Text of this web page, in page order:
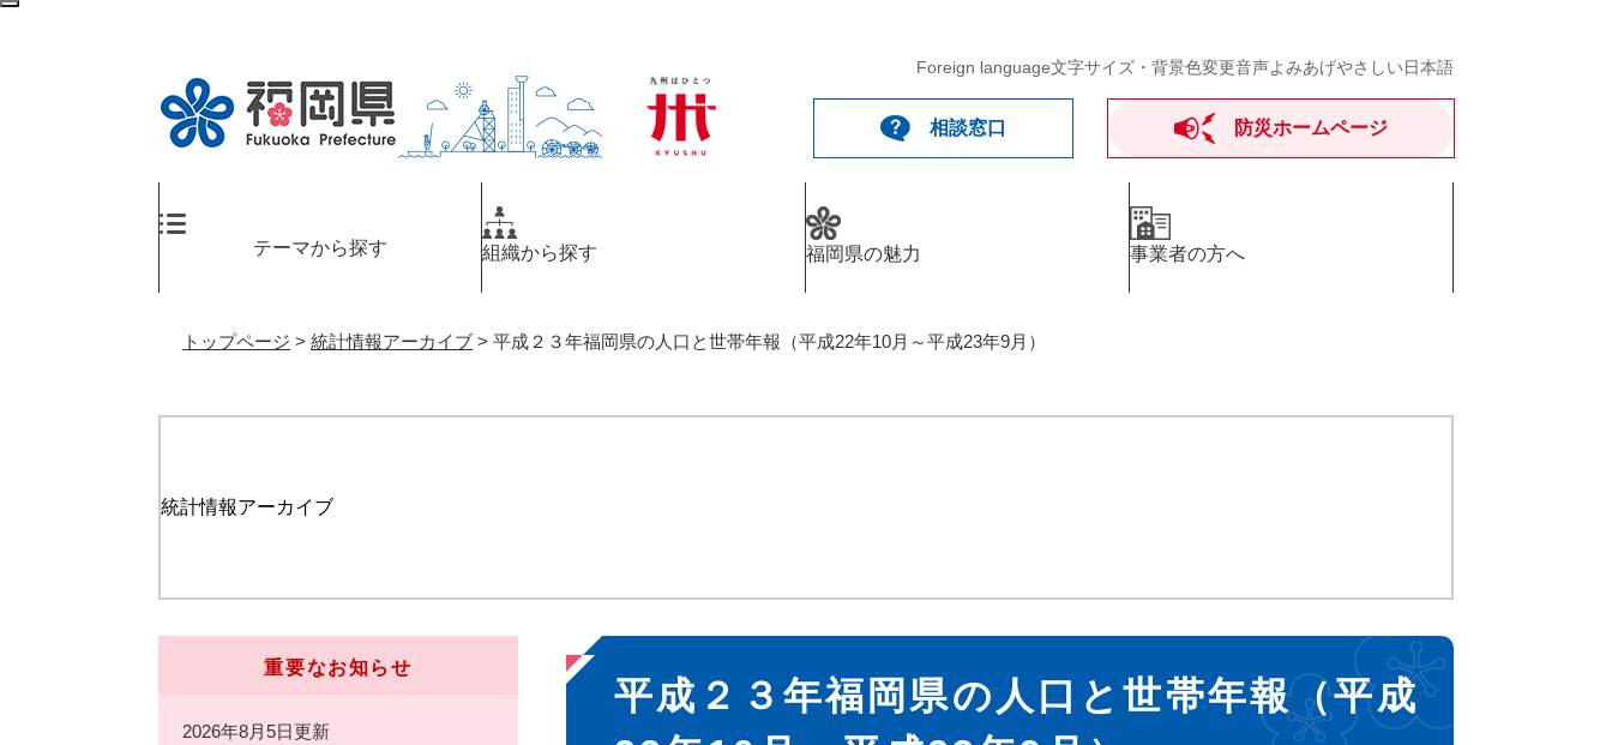
ペ
メ
Foreign language文字サイズ・背景色変更音声よみあげやさしい日本語
相談窓口 防災ホームページ
テーマから探す 組織から探す 福岡県の魅力 事業者の方へ
トップページ > 統計情報アーカイブ > 平成２３年福岡県の人口と世帯年報（平成22年10月～平成23年9月）
統計情報アーカイブ
本
文
平成２３年福岡県の人口と世帯年報（平成
重要なお知らせ
2026年8月5日更新